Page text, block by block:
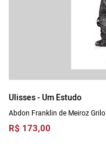
Ulisses - Um Estudo
Abdon Franklin de Meiroz Grilo
R$ 173,00